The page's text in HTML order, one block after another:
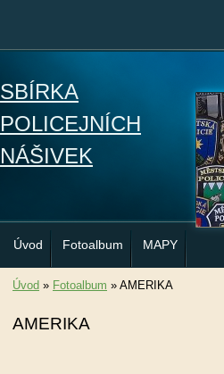
SBÍRKA
POLICEJNÍCH
NÁŠIVEK
Úvod Fotoalbum MAPY
Úvod » Fotoalbum » AMERIKA
AMERIKA